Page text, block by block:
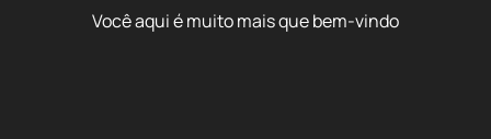
Você aqui é muito mais que bem-vindo